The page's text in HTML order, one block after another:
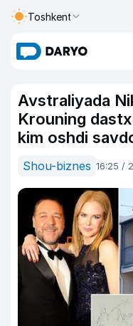
Toshkent
Avstraliyada
Krouning
kim oshdi
Shou-biznes 16:25 /